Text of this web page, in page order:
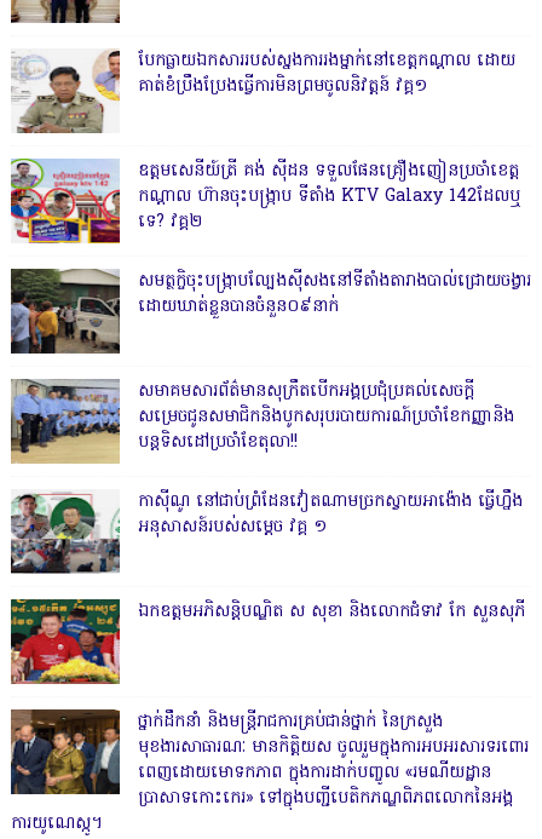
បែកធ្លាយឯកសាររបស់ស្នងការរងម្នាក់នៅខេត្តកណ្ដាល ដោយ
គាត់ខំប្រឹងប្រែងធ្វើការមិនព្រមចូលនិវត្តន៍ វគ្គ១
ឧត្តមសេនីយ៍ត្រី គង់ ស៊ីដន ទទួលផែនគ្រឿងញៀនប្រចាំខេត្ត
កណ្តាល ហ៊ានចុះបង្ក្រាប ទីតាំង KTV Galaxy 142ដែលឬ
ទេ? វគ្គ២
សមត្ថកិ្ចចុះបង្ក្រាបល្បែងស៊ីសងនៅទីតាំងតារាងបាល់ជ្រោយចង្វារ
ដោយឃាត់ខ្លួនបានចំនួន០៩នាក់
សមាគមសារព័ត៌មានសុក្រឹតបើកអង្គប្រជុំប្រគល់សេចក្តី
សម្រេចជូនសមាជិកនិងបូកសរុបរបាយការណ៍ប្រចាំខែកញ្ញានិង
បន្តទិសដៅប្រចាំខែតុលា!!
កាសុីណូ នៅជាប់ព្រំដែនវៀតណាមច្រកស្វាយអាង៉ោង ធ្វើហ្នឹង
អនុសាសន៍របស់សម្ដេច វគ្គ ១
ឯកឧត្តមអភិសន្តិបណ្ឌិត ស សុខា និងលោកជំទាវ កែ សួនសុភី
ថ្នាក់ដឹកនាំ និងមន្ត្រីរាជការគ្រប់ជាន់ថ្នាក់ នៃក្រសួង
មុខងារសាធារណៈ មានកិត្តិយស ចូលរួមក្នុងការអបអរសារទរពោរ
ពេញដោយមោទកភាព ក្នុងការដាក់បញ្ចូល «រមណីយដ្ឋាន
ប្រាសាទកោះកេរ» ទៅក្នុងបញ្ជីបេតិកភណ្ឌពិភពលោកនៃអង្គ
ការយូណេស្កូ។